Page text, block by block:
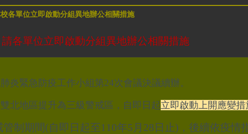
各單位立即啟動分組異地辦公相關措施
請各單位立即啟動分組異地辦公相關措施
炎緊急防疫工作小組第24次會議決議續辦。
北地區提升為三級警戒區，自即日起立即啟動上開應變措
制期間(自即日起至110年5月28日止)，後續依疫情